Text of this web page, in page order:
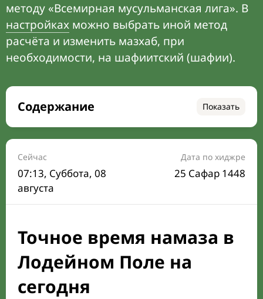
методу «Всемирная мусульманская лига». В
настройках можно выбрать иной метод
расчёта и изменить мазхаб, при
необходимости, на шафиитский (шафии).
Содержание Показать
Время намаза на сегодня
Расписание на месяц
Время Сухура и Ифтара на сегодня
Календарь рамадана
Направление киблы
Сейчас
07:13, Суббота, 08
августа
Дата по хиджре
25 Сафар 1448
Точное время намаза в
Лодейном Поле на
сегодня